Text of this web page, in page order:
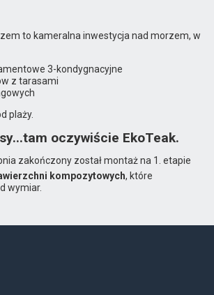
to kameralna inwestycja nad morzem, w
3-kondygnacyjne
z tarasami
plaży.
oczywiście EkoTeak.
zakończony został montaż na 1. etapie
kompozytowych, które
wymiar.